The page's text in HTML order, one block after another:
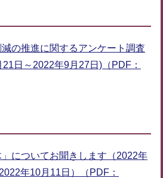
の推進に関するアンケート調査
日～2022年9月27日)（PDF：
」についてお聞きします（2022年
年10月11日）（PDF：